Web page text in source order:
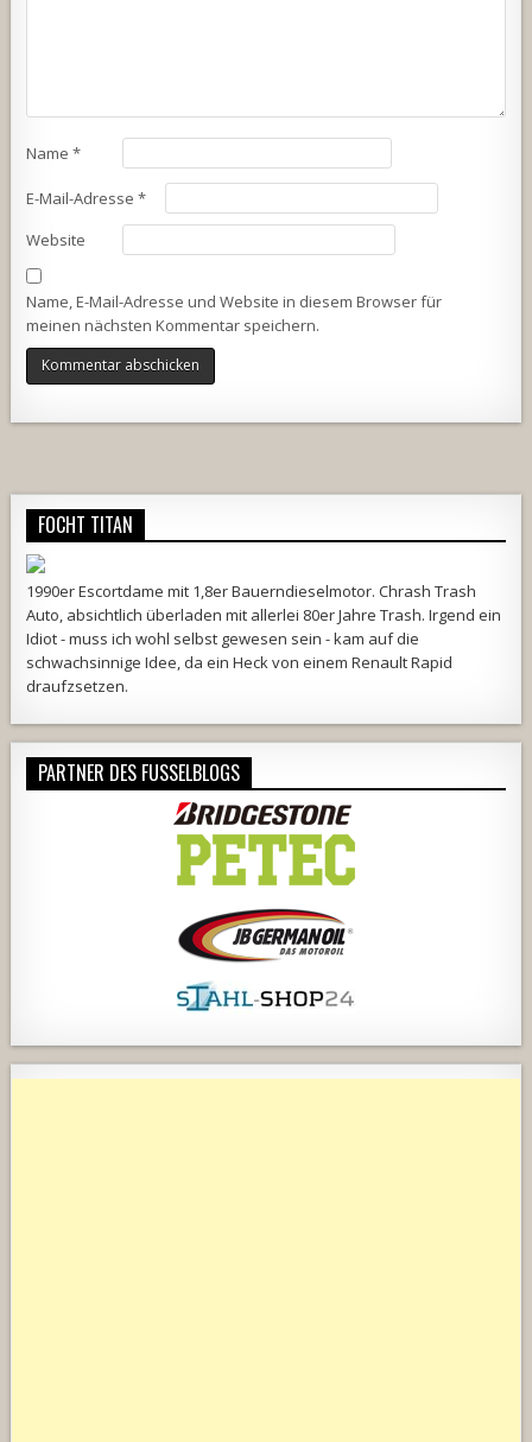
Name*
E-Mail-Adresse*
Website
Name, E-Mail-Adresse und Website in diesem Browser für
meinen nächsten Kommentar speichern.
FOCHT TITAN
1990er Escortdame mit 1,8er Bauerndieselmotor. Chrash Trash
Auto, absichtlich überladen mit allerlei 80er Jahre Trash. Irgend ein
Idiot - muss ich wohl selbst gewesen sein - kam auf die
schwachsinnige Idee, da ein Heck von einem Renault Rapid
draufzsetzen.
PARTNER DES FUSSELBLOGS